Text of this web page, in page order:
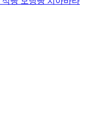
빵 모닝빵 치아바타